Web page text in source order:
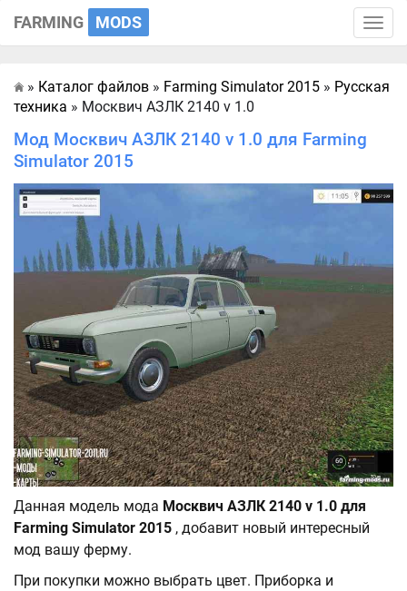
Toggle
FARMING MODS
Главная
» Каталог файлов » Farming Simulator 2015 » Русская
техника » Москвич АЗЛК 2140 v 1.0
Мод Москвич АЗЛК 2140 v 1.0 для Farming
Simulator 2015
Данная модель мода Москвич АЗЛК 2140 v 1.0 для
Farming Simulator 2015 , добавит новый интересный
мод вашу ферму.
При покупки можно выбрать цвет. Приборка и